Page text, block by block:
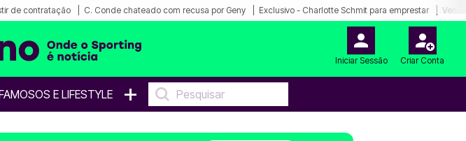
de contratação C. Conde chateado com recusa por Geny Exclusivo - Charlotte Schmit para emprestar
Iniciar Sessão Criar Conta
E LIFESTYLE +